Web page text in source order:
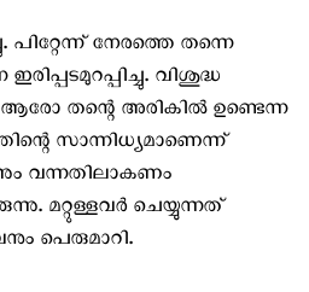
നേരത്തെ തന്നെ
വിശുദ്ധ
തന്റെ അരികില്‍ ഉണ്ടെന്ന
സാന്നിധ്യമാണെന്ന്
വന്നതിലാകണം
മറ്റുള്ളവര്‍ ചെയ്യുന്നത്
പെരുമാറി.